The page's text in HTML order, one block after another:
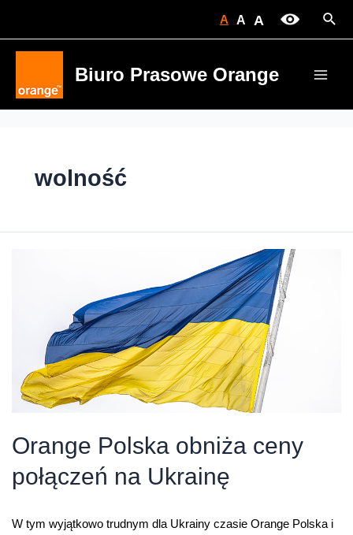
A A A
Biuro Prasowe Orange
wolność
Orange Polska obniża ceny
połączeń na Ukrainę
W tym wyjątkowo trudnym dla Ukrainy czasie Orange Polska i